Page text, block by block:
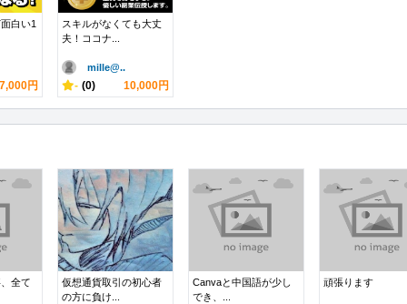
白い1
7,000円
スキルがなくても大丈
夫！ココナ...
mille@..
- (0) 10,000円
全て
仮想通貨取引の初心者
の方に負け...
Canvaと中国語が少し
でき、...
頑張ります